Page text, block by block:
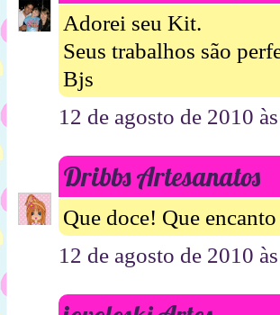
Adorei seu Kit.
Seus trabalhos são
Bjs
12 de agosto de 2010
Dribbs Artesanatos
Que doce! Que
12 de agosto de 2010